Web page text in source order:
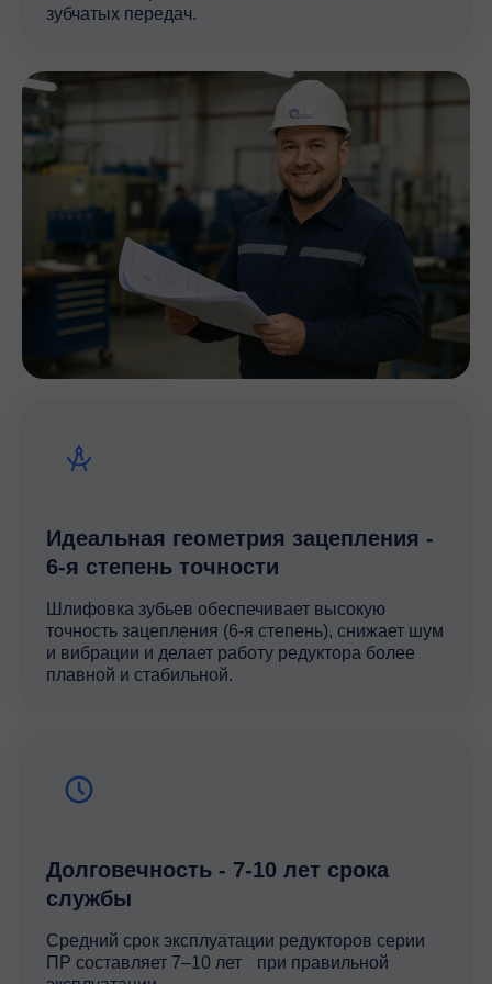
зубчатых передач.
Идеальная геометрия зацепления -
6-я степень точности
Шлифовка зубьев обеспечивает высокую
точность зацепления (6-я степень), снижает шум
и вибрации и делает работу редуктора более
плавной и стабильной.
Долговечность - 7-10 лет срока
службы
Средний срок эксплуатации редукторов серии
ПР составляет 7–10 лет при правильной